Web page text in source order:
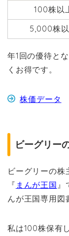
100株以
5,000株
年1回の優待と
くお得です。
株価データ
ビーグリー
ビーグリーの株
『 まんが王国 』
んが王国専用図
私は100株保有